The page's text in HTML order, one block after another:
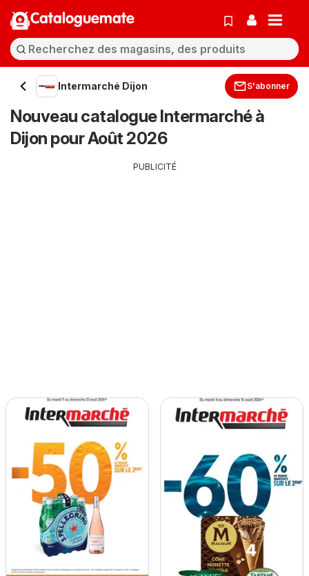
Cataloguemate
Intermarché Dijon S'abonner
Nouveau catalogue Intermarché à
Dijon pour Août 2026
PUBLICITÉ